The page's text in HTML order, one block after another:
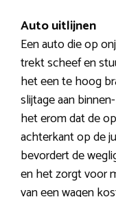
Auto uitlijnen
Een auto die op
trekt scheef en
het een te hoog
slijtage aan
het erom dat de
achterkant op de
bevordert de
en het zorgt voor
van een wagen